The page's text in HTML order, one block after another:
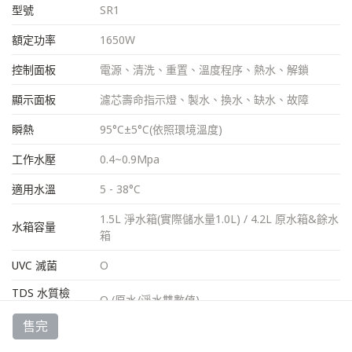
售完
型號
SR1
額定功率
1650W
控制面板
電源、清洗、重置、溫度程序、熱水、解鎖
顯示面板
濾芯壽命指示燈、製水、換水、缺水、故障
瞬熱
95°C±5°C(依照環境溫度)
工作水壓
0.4~0.9Mpa
適用水溫
5 - 38°C
水箱容量
1.5L 淨水箱(實際儲水量1.0L) / 4.2L 原水箱&餘水
箱
UVC 滅菌
O
TDS 水質檢
O (原水/淨水雙數值)
CF - 第一道